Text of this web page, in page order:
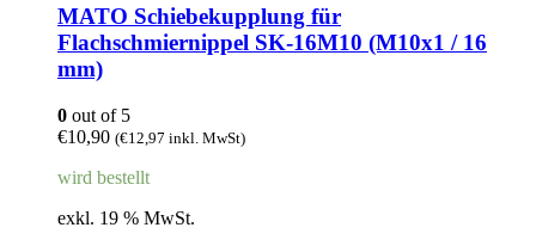
MATO Schiebekupplung für
Flachschmiernippel SK-16M10 (M10x1 / 16
mm)
0 out of 5
€10,90 (€12,97 inkl. MwSt)
wird bestellt
exkl. 19 % MwSt.